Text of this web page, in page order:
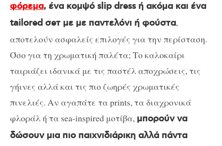
φόρεμα, ένα κομψό slip dress ή ακόμα και ένα
tailored σeτ με με παντελόνι ή φούστα,
αποτελούν ασφαλείς επιλογές για την περίσταση.
Όσο για τη χρωματική παλέτα; Tο καλοκαίρι
ταιριάζει ιδανικά με τις παστέλ αποχρώσεις, τις
γήινες αλλά και τις πιο ζωηρές χρωματικές
πινελιές. Αν αγαπάτε τα prints, τα διαχρονικά
φλοράλ ή τα sea-inspired μοτίβα, μπορούν να
δώσουν μια πιο παιχνιδιάρικη αλλά πάντα